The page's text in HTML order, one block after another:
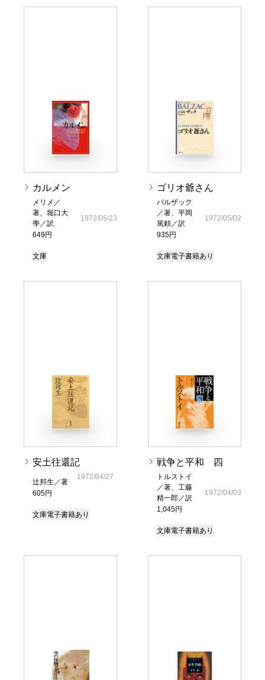
カルメン
メリメ／
著、堀口大
學／訳
649円
1972/05/23
文庫
ゴリオ爺さん
バルザック
／著、平岡
篤頼／訳
935円
1972/05/02
文庫電子書籍あり
安土往還記
辻邦生／著
605円
1972/04/27
文庫電子書籍あり
戦争と平和 四
トルストイ
／著、工藤
精一郎／訳
1,045円
1972/04/03
文庫電子書籍あり